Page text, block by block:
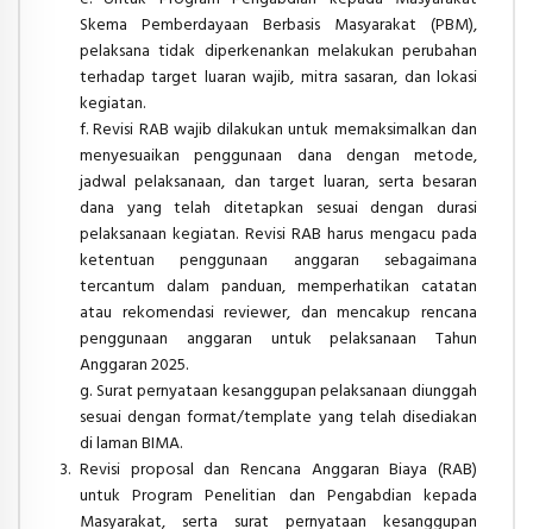
Skema Pemberdayaan Berbasis Masyarakat (PBM),
pelaksana tidak diperkenankan melakukan perubahan
terhadap target luaran wajib, mitra sasaran, dan lokasi
kegiatan.
f. Revisi RAB wajib dilakukan untuk memaksimalkan dan
menyesuaikan penggunaan dana dengan metode,
jadwal pelaksanaan, dan target luaran, serta besaran
dana yang telah ditetapkan sesuai dengan durasi
pelaksanaan kegiatan. Revisi RAB harus mengacu pada
ketentuan penggunaan anggaran sebagaimana
tercantum dalam panduan, memperhatikan catatan
atau rekomendasi reviewer, dan mencakup rencana
penggunaan anggaran untuk pelaksanaan Tahun
Anggaran 2025.
g. Surat pernyataan kesanggupan pelaksanaan diunggah
sesuai dengan format/template yang telah disediakan
di laman BIMA.
Revisi proposal dan Rencana Anggaran Biaya (RAB)
untuk Program Penelitian dan Pengabdian kepada
Masyarakat, serta surat pernyataan kesanggupan